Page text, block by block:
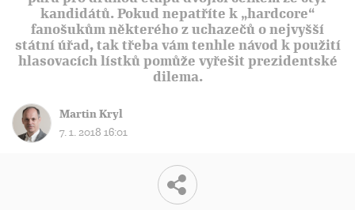
kandidátů. Pokud nepatříte k „hardcore“
fanošukům některého z uchazečů o nejvyšší
státní úřad, tak třeba vám tenhle návod k použití
hlasovacích lístků pomůže vyřešit prezidentské
dilema.
Martin Kryl
7. 1. 2018 16:01